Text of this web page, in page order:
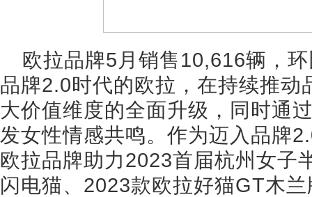
欧拉品牌5月销售10,616辆，
品牌2.0时代的欧拉，在持续推动
大价值维度的全面升级，同时通
发女性情感共鸣。作为迈入品牌
欧拉品牌助力2023首届杭州女子
闪电猫、2023款欧拉好猫GT木